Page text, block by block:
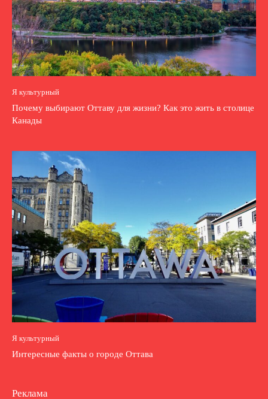
Я культурный
Почему выбирают Оттаву для жизни? Как это жить в столице
Канады
Я культурный
Интересные факты о городе Оттава
Реклама